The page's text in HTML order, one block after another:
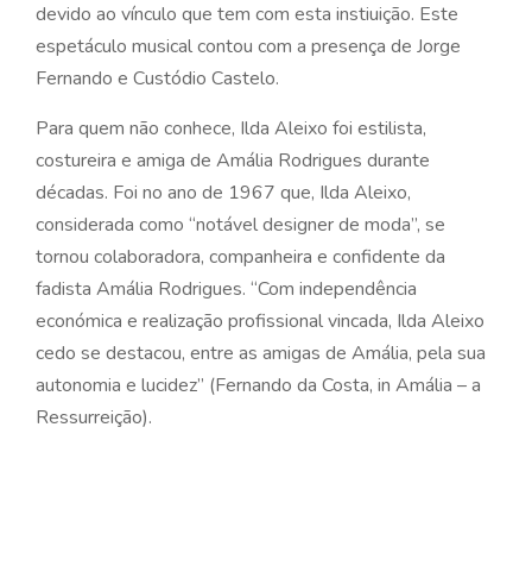
devido ao vínculo que tem com esta instiuição. Este
espetáculo musical contou com a presença de Jorge
Fernando e Custódio Castelo.
Para quem não conhece, Ilda Aleixo foi estilista,
costureira e amiga de Amália Rodrigues durante
décadas. Foi no ano de 1967 que, Ilda Aleixo,
considerada como “notável designer de moda”, se
tornou colaboradora, companheira e confidente da
fadista Amália Rodrigues. “Com independência
económica e realização profissional vincada, Ilda Aleixo
cedo se destacou, entre as amigas de Amália, pela sua
autonomia e lucidez” (Fernando da Costa, in Amália – a
Ressurreição).